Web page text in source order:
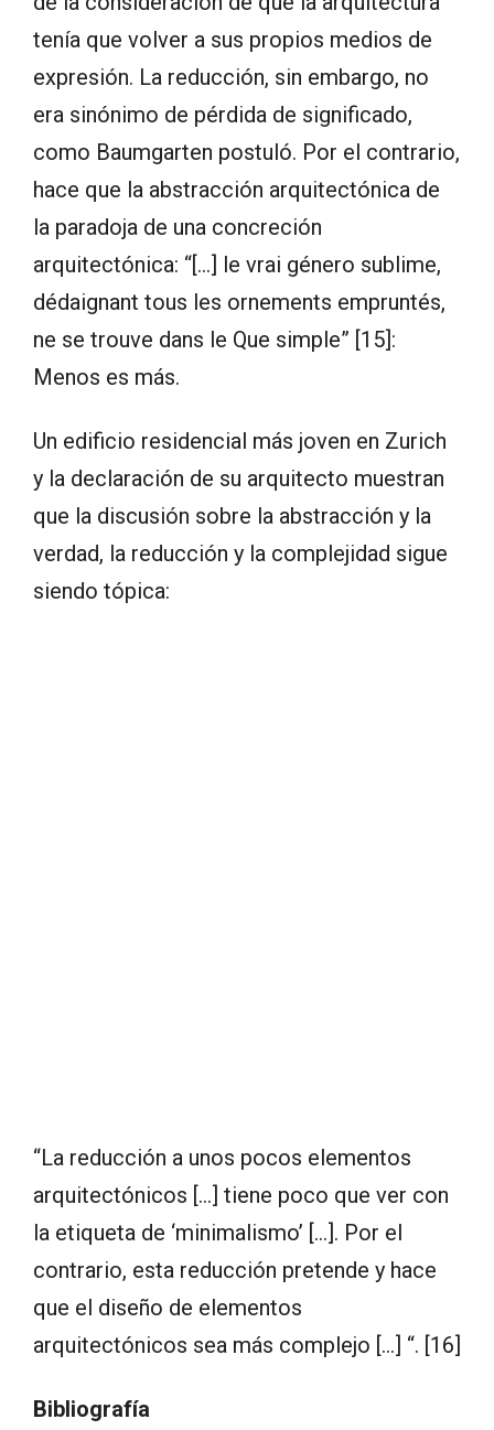
tenía que volver a sus propios medios de
expresión. La reducción, sin embargo, no
era sinónimo de pérdida de significado,
como Baumgarten postuló. Por el contrario,
hace que la abstracción arquitectónica de
la paradoja de una concreción
arquitectónica: “[…] le vrai género sublime,
dédaignant tous les ornements empruntés,
ne se trouve dans le Que simple” [15]:
Menos es más.
Un edificio residencial más joven en Zurich
y la declaración de su arquitecto muestran
que la discusión sobre la abstracción y la
verdad, la reducción y la complejidad sigue
siendo tópica:
“La reducción a unos pocos elementos
arquitectónicos […] tiene poco que ver con
la etiqueta de ‘minimalismo’ […]. Por el
contrario, esta reducción pretende y hace
que el diseño de elementos
arquitectónicos sea más complejo […] “. [16]
Bibliografía